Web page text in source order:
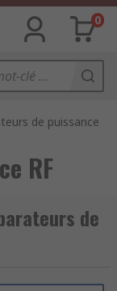
0
de puissance
RF
de